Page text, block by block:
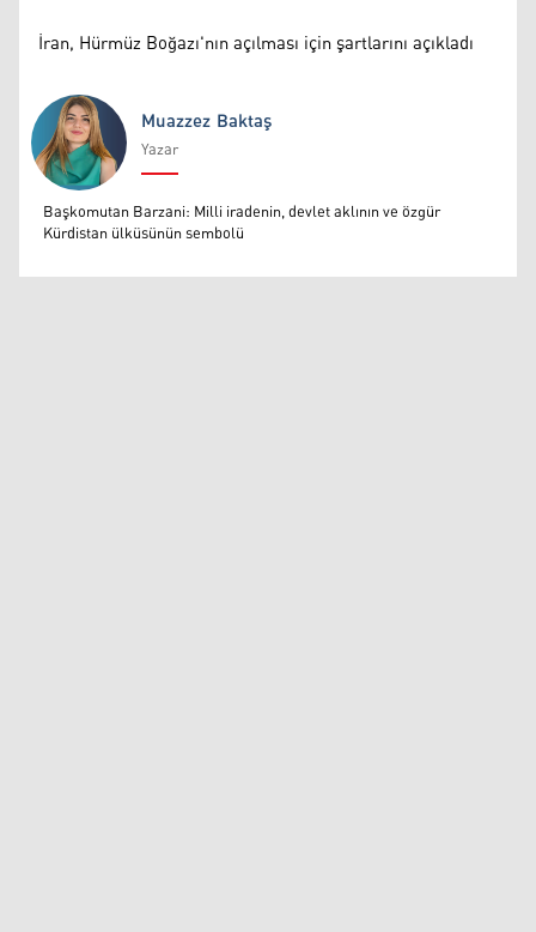
İran, Hürmüz Boğazı'nın açılması için şartlarını açıkladı
Muazzez Baktaş
Muazzez Baktaş
Yazar
Başkomutan Barzani: Milli iradenin, devlet aklının ve özgür
Kürdistan ülküsünün sembolü